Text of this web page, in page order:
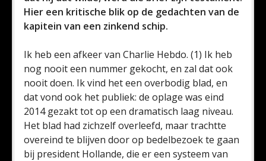
Hier een kritische blik op de gedachten van de
kapitein van een zinkend schip.
Ik heb een afkeer van Charlie Hebdo. (1) Ik heb
nog nooit een nummer gekocht, en zal dat ook
nooit doen. Ik vind het een overbodig blad, en
dat vond ook het publiek: de oplage was eind
2014 gezakt tot op een dramatisch laag niveau.
Het blad had zichzelf overleefd, maar trachtte
overeind te blijven door op bedelbezoek te gaan
bij president Hollande, die er een systeem van